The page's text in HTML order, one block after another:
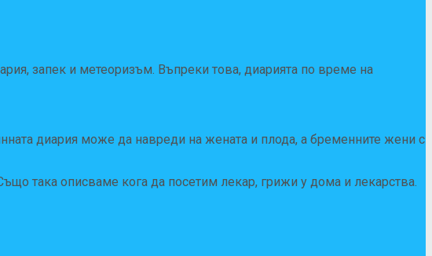
запек и метеоризъм. Въпреки това, диарията по време на
диария може да навреди на жената и плода, а бременните жени с
така описваме кога да посетим лекар, грижи у дома и лекарства.